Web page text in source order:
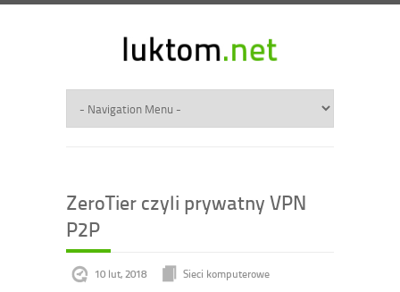
ZeroTier czyli prywatny VPN
P2P
10 lut, 2018
Sieci komputerowe